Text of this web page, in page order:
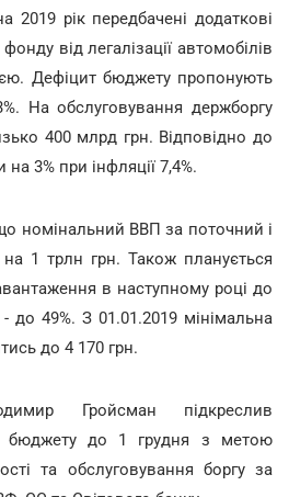
2019 рік передбачені додаткові
від легалізації автомобілів
Дефіцит бюджету пропонують
На обслуговування держборгу
400 млрд грн. Відповідно до
3% при інфляції 7,4%.
номінальний ВВП за поточний і
на 1 трлн грн. Також планується
в наступному році до
до 49%. З 01.01.2019 мінімальна
до 4 170 грн.
Гройсман підкреслив
бюджету до 1 грудня з метою
та обслуговування боргу за